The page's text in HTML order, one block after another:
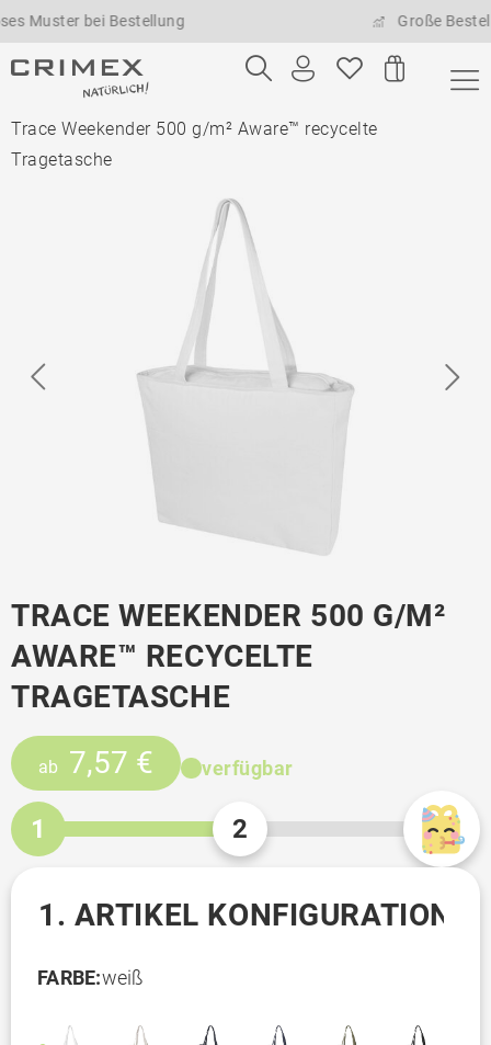
bei Bestellung Große
Trace Weekender 500 g/m² Aware™ recycelte
Tragetasche
TRACE WEEKENDER 500 G/M²
AWARE™ RECYCELTE
TRAGETASCHE
ab 7,57 € verfügbar
1 2
1. ARTIKEL KONFIGURATION
FARBE:weiß